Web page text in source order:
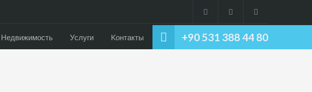
+90 531 388 44 80
Недвижимость Услуги Kонтакты